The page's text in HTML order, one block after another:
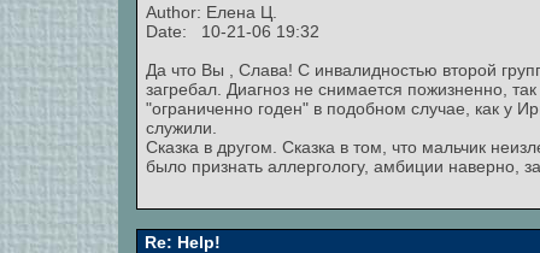
Author: Елена Ц.
Date: 10-21-06 19:32
Да что Вы , Слава! С инвалидностью второй
загребал. Диагноз не снимается пожизненно,
"ограниченно годен" в подобном случае, как у
служили.
Сказка в другом. Сказка в том, что мальчик
было признать аллергологу, амбиции наверно,
Re: Help!